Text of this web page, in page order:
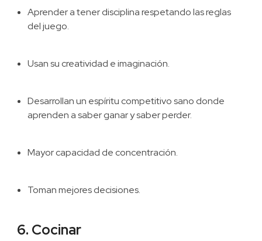
Aprender a tener disciplina respetando las reglas
del juego.
Usan su creatividad e imaginación.
Desarrollan un espíritu competitivo sano donde
aprenden a saber ganar y saber perder.
Mayor capacidad de concentración.
Toman mejores decisiones.
6. Cocinar